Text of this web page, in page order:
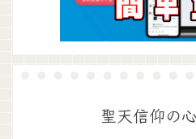
聖天信仰の